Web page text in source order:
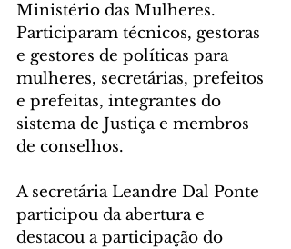
Ministério das Mulheres.
Participaram técnicos, gestoras
e gestores de políticas para
mulheres, secretárias, prefeitos
e prefeitas, integrantes do
sistema de Justiça e membros
de conselhos.
A secretária Leandre Dal Ponte
participou da abertura e
destacou a participação do